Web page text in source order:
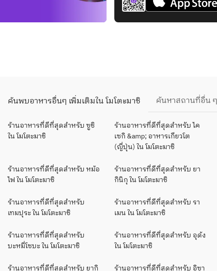
ค้นพบอาหารอื่นๆ เพิ่มเติมใน โมโตะมาชิ ค้นหาสถานที่อื่น ๆ
ร้านอาหารที่ดีที่สุดสำหรับ ซูชิ
ใน โมโตะมาชิ
ร้านอาหารที่ดีที่สุดสำหรับ ไค
เซกิ &amp; อาหารเกียวโต
(ญี่ปุ่น) ใน โมโตะมาชิ
ร้านอาหารที่ดีที่สุดสำหรับ หม้อ
ไฟ ใน โมโตะมาชิ
ร้านอาหารที่ดีที่สุดสำหรับ ยา
กินิกุ ใน โมโตะมาชิ
ร้านอาหารที่ดีที่สุดสำหรับ
เทมปุระ ใน โมโตะมาชิ
ร้านอาหารที่ดีที่สุดสำหรับ รา
เมน ใน โมโตะมาชิ
ร้านอาหารที่ดีที่สุดสำหรับ
บะหมี่โซบะ ใน โมโตะมาชิ
ร้านอาหารที่ดีที่สุดสำหรับ อุด้ง
ใน โมโตะมาชิ
ร้านอาหารที่ดีที่สุดสำหรับ ยากิ ร้านอาหารที่ดีที่สุดสำหรับ อิซา